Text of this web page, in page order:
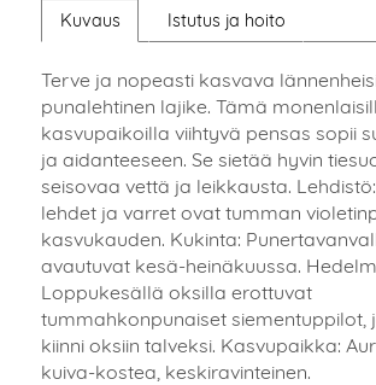
Kuvaus Istutus ja hoito
Terve ja nopeasti kasvava
punalehtinen lajike. Tämä
kasvupaikoilla viihtyvä pensas sopii
ja aidanteeseen. Se sietää hyvin
seisovaa vettä ja leikkausta. Lehdistö:
lehdet ja varret ovat tumman
kasvukauden. Kukinta:
avautuvat kesä-heinäkuussa.
Loppukesällä oksilla erottuvat
tummahkonpunaiset siementuppilot,
kiinni oksiin talveksi. Kasvupaikka:
kuiva-kostea, keskiravinteinen.